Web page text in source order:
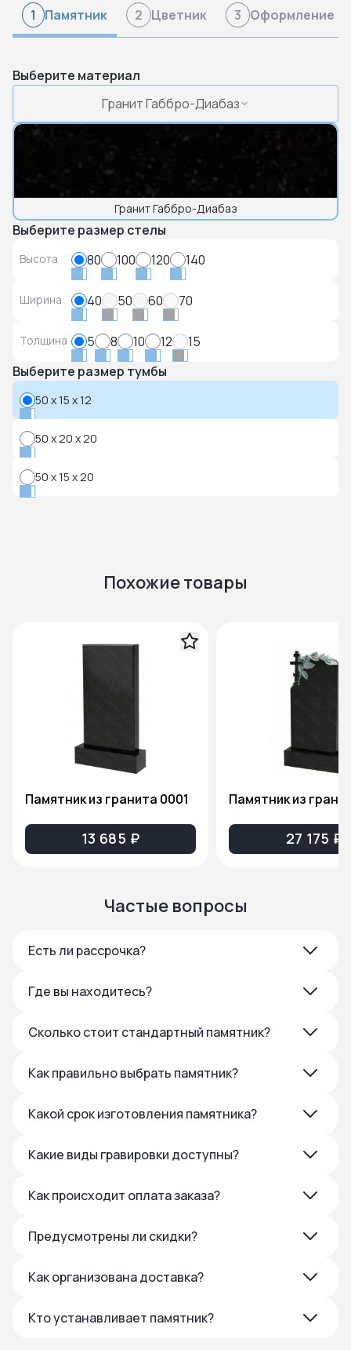
1 Памятник 2 Цветник 3 Оформление
Выберите материал
Гранит Габбро-Диабаз
Гранит Габбро-Диабаз
Выберите размер стелы
Высота 80 100 120 140
Ширина 40 50 60 70
Толщина 5 8 10 12
15
Выберите размер тумбы
50 x 15 x 12
50 x 20 x 20
50 x 15 x 20
Похожие товары
Памятник из гранита 0001
13 685 ₽ 27 175 ₽
Частые вопросы
Есть ли рассрочка?
Где вы находитесь?
Сколько стоит стандартный памятник?
Как правильно выбрать памятник?
Какой срок изготовления памятника?
Какие виды гравировки доступны?
Как происходит оплата заказа?
Предусмотрены ли скидки?
Как организована доставка?
Кто устанавливает памятник?